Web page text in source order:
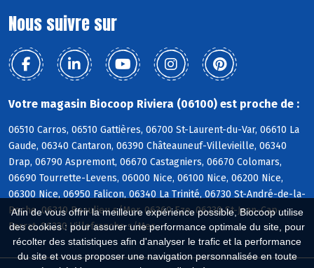
Afin de vous offrir la meilleure expérience possible, Biocoop utilise
des cookies : pour assurer une performance optimale du site, pour
récolter des statistiques afin d'analyser le trafic et la performance
du site et vous proposer une navigation personnalisée en toute
Nous suivre sur
Votre magasin Biocoop Riviera (06100) est proche de :
06510 Carros, 06510 Gattières, 06700 St-Laurent-du-Var, 06610 La
Gaude, 06340 Cantaron, 06390 Châteauneuf-Villevieille, 06340
Drap, 06790 Aspremont, 06670 Castagniers, 06670 Colomars,
06690 Tourrette-Levens, 06000 Nice, 06100 Nice, 06200 Nice,
06300 Nice, 06950 Falicon, 06340 La Trinité, 06730 St-André-de-la-
Roche, 06310 Beaulieu s/Mer, 06360 Eze, 06230 St-Jean-Cap-
Ferrat, 06230 Villefranche s/Mer